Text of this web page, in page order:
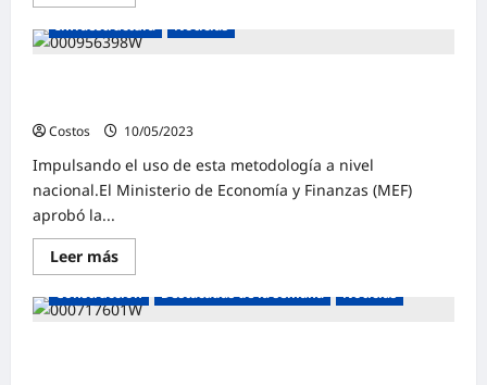
Infraestructura
Noticias
Costos
10/05/2023
Impulsando el uso de esta metodología a nivel
nacional.El Ministerio de Economía y Finanzas (MEF)
aprobó la...
Leer más
Construcción Destacadas de la semana Noticias